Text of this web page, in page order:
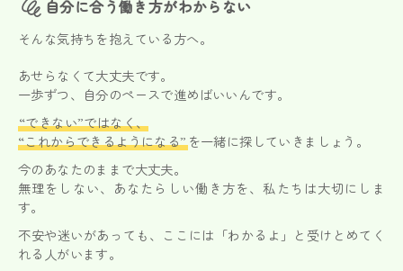
自分に合う働き方がわからない
そんな気持ちを抱えている方へ。
あせらなくて大丈夫です。
一歩ずつ、自分のペースで進めばいいんです。
“できない”ではなく、
“これからできるようになる”を一緒に探していきましょう。
今のあなたのままで大丈夫。
無理をしない、あなたらしい働き方を、私たちは大切にしま
す。
不安や迷いがあっても、ここには「わかるよ」と受けとめてく
れる人がいます。